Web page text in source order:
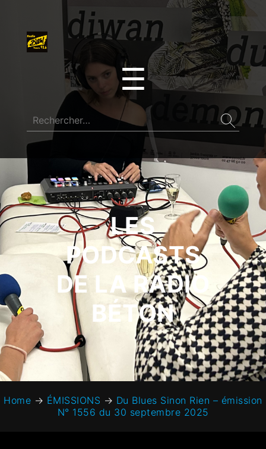
☰
LES
PODCASTS
DE LA RADIO
BÉTON
Home → ÉMISSIONS → Du Blues Sinon Rien – émission
N° 1556 du 30 septembre 2025